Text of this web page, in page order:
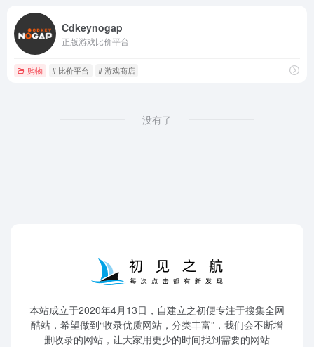
Cdkeynogap
正版游戏比价平台
购物 # 比价平台 # 游戏商店
没有了
本站成立于2020年4月13日，自建立之初便专注于搜集全网
酷站，希望做到“收录优质网站，分类丰富”，我们会不断增
删收录的网站，让大家用更少的时间找到需要的网站